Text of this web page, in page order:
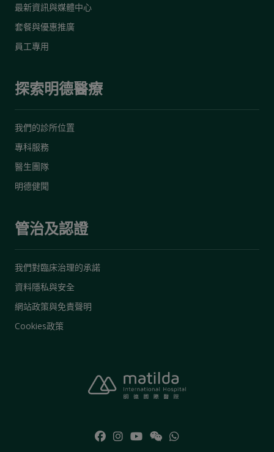
最新資訊與媒體中心
套餐與優惠推廣
員工專用
探索明德醫療
我們的診所位置
專科服務
醫生團隊
明德健聞
管治及認證
我們對臨床治理的承諾
資料隱私與安全
網站政策與免責聲明
Cookies政策